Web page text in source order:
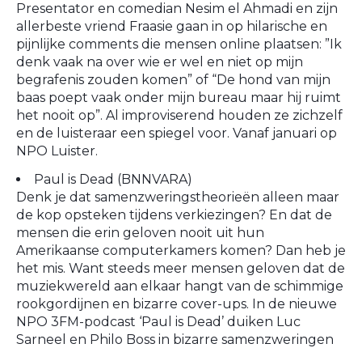
Presentator en comedian Nesim el Ahmadi en zijn
allerbeste vriend Fraasie gaan in op hilarische en
pijnlijke comments die mensen online plaatsen: ”Ik
denk vaak na over wie er wel en niet op mijn
begrafenis zouden komen” of “De hond van mijn
baas poept vaak onder mijn bureau maar hij ruimt
het nooit op”. Al improviserend houden ze zichzelf
en de luisteraar een spiegel voor. Vanaf januari op
NPO Luister.
Paul is Dead (BNNVARA)
Denk je dat samenzweringstheorieën alleen maar
de kop opsteken tijdens verkiezingen? En dat de
mensen die erin geloven nooit uit hun
Amerikaanse computerkamers komen? Dan heb je
het mis. Want steeds meer mensen geloven dat de
muziekwereld aan elkaar hangt van de schimmige
rookgordijnen en bizarre cover-ups. In de nieuwe
NPO 3FM-podcast ‘Paul is Dead’ duiken Luc
Sarneel en Philo Boss in bizarre samenzweringen